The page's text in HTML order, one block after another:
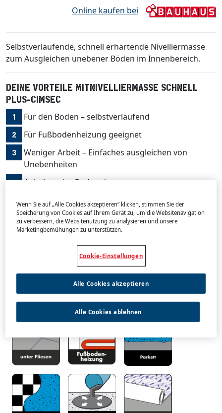
Online kaufen bei
Selbstverlaufende, schnell erhärtende Nivelliermasse
zum Ausgleichen unebener Böden im Innenbereich.
DEINE VORTEILE MITNIVELLIERMASSE SCHNELL
PLUS-CIMSEC
Für den Boden – selbstverlaufend
Für Fußbodenheizung geeignet
Weniger Arbeit – Einfaches ausgleichen von
Unebenheiten
Anheben des Bodenniveaus
Geeignet unter Fliesen, Parkett, PVC, Teppich
PACKUNGSGRÖSSEN
UVP (unverbindlich empfohlener
Verkaufspreis)
ANWENDUNGSGEBIETE
Wenn Sie auf „Alle Cookies akzeptieren“ klicken, stimmen Sie der
Speicherung von Cookies auf Ihrem Gerät zu, um die Websitenavigation
zu verbessern, die Websitenutzung zu analysieren und unsere
Marketingbemühungen zu unterstützen.
Cookie-Einstellungen
Alle Cookies ablehnen
Alle Cookies akzeptieren